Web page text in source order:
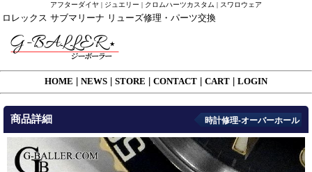
アフターダイヤ | ジュエリー | クロムハーツカスタム | スワロウェア
ロレックス サブマリーナ リューズ修理・パーツ交換
HOME NEWS STORE CONTACT CART LOGIN
商品詳細 時計修理-オーバーホール